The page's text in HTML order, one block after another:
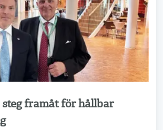
framåt för hållbar